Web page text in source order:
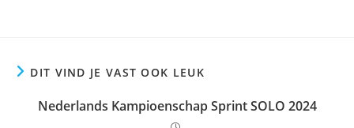
DIT VIND JE VAST OOK LEUK
Nederlands Kampioenschap Sprint SOLO 2024